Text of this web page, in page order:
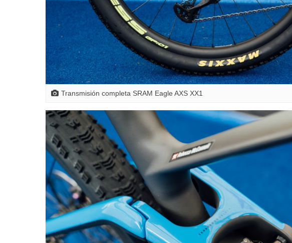
Transmisión completa SRAM Eagle AXS XX1